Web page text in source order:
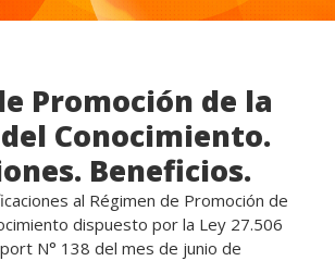
Promoción de la
Conocimiento.
Beneficios.
al Régimen de Promoción de
dispuesto por la Ley 27.506
N° 138 del mes de junio de